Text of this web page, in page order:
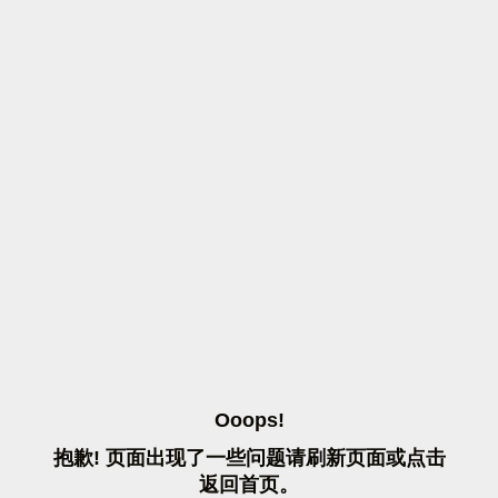
OOOPS!
抱歉! 页面出现了一些问题请刷 新页面或点击
返 回首页。